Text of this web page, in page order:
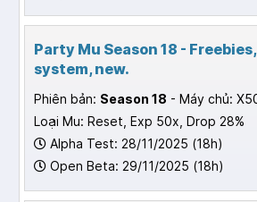
Party Mu Season 18 -
system, new.
Phiên bản: Season 18 - Máy chủ:
Loại Mu: Reset, Exp 50x, Drop 28%
Alpha Test: 28/11/2025 (18h)
Open Beta: 29/11/2025 (18h)